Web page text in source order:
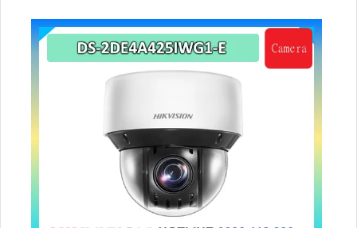
chiều, nhìn ban đêm bằng hồng ngoại 100m.